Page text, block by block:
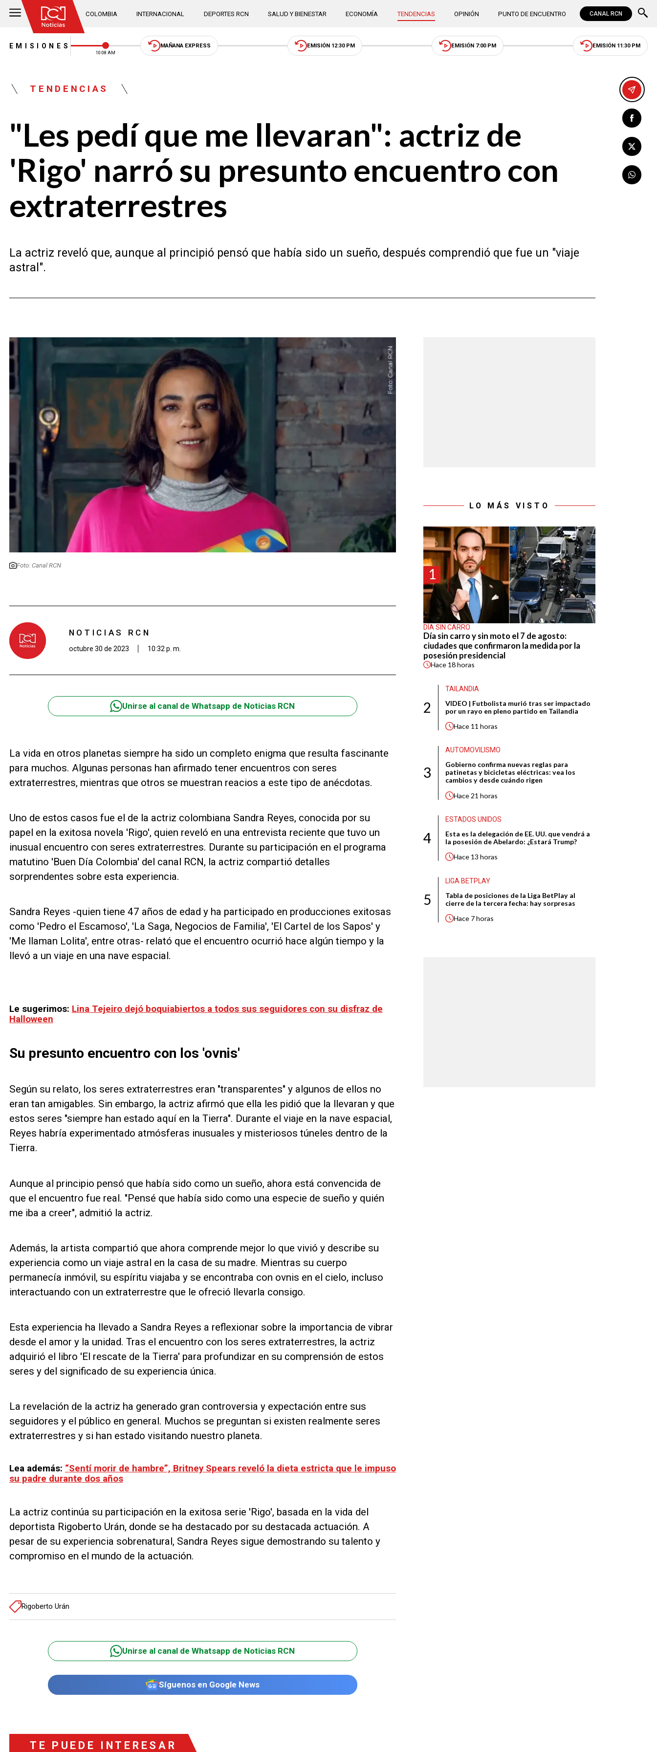
COLOMBIA INTERNACIONAL DEPORTES RCN SALUD Y BIENESTAR ECONOMÍA TENDENCIAS OPINIÓN PUNTO DE ENCUENTRO CANAL RCN
EMISIONES
10:08 AM
MAÑANA EXPRESS EMISIÓN 12:30 PM EMISIÓN 7:00 PM EMISIÓN 11:30 PM
TENDENCIAS
"Les pedí que me llevaran": actriz de
'Rigo' narró su presunto encuentro con
extraterrestres
La actriz reveló que, aunque al principió pensó que había sido un sueño, después comprendió que fue un "viaje
astral".
Foto: Canal RCN
NOTICIAS RCN
octubre 30 de 2023 10:32 p. m.
Unirse al canal de Whatsapp de Noticias RCN
La vida en otros planetas siempre ha sido un completo enigma que resulta fascinante
para muchos. Algunas personas han afirmado tener encuentros con seres
extraterrestres, mientras que otros se muestran reacios a este tipo de anécdotas.
Uno de estos casos fue el de la actriz colombiana Sandra Reyes, conocida por su
papel en la exitosa novela 'Rigo', quien reveló en una entrevista reciente que tuvo un
inusual encuentro con seres extraterrestres. Durante su participación en el programa
matutino 'Buen Día Colombia' del canal RCN, la actriz compartió detalles
sorprendentes sobre esta experiencia.
Sandra Reyes -quien tiene 47 años de edad y ha participado en producciones exitosas
como 'Pedro el Escamoso', 'La Saga, Negocios de Familia', 'El Cartel de los Sapos' y
'Me llaman Lolita', entre otras- relató que el encuentro ocurrió hace algún tiempo y la
llevó a un viaje en una nave espacial.
Le sugerimos: Lina Tejeiro dejó boquiabiertos a todos sus seguidores con su disfraz de
Halloween
Su presunto encuentro con los 'ovnis'
Según su relato, los seres extraterrestres eran "transparentes" y algunos de ellos no
eran tan amigables. Sin embargo, la actriz afirmó que ella les pidió que la llevaran y que
estos seres "siempre han estado aquí en la Tierra". Durante el viaje en la nave espacial,
Reyes habría experimentado atmósferas inusuales y misteriosos túneles dentro de la
Tierra.
Aunque al principio pensó que había sido como un sueño, ahora está convencida de
que el encuentro fue real. "Pensé que había sido como una especie de sueño y quién
me iba a creer", admitió la actriz.
Además, la artista compartió que ahora comprende mejor lo que vivió y describe su
experiencia como un viaje astral en la casa de su madre. Mientras su cuerpo
permanecía inmóvil, su espíritu viajaba y se encontraba con ovnis en el cielo, incluso
interactuando con un extraterrestre que le ofreció llevarla consigo.
Esta experiencia ha llevado a Sandra Reyes a reflexionar sobre la importancia de vibrar
desde el amor y la unidad. Tras el encuentro con los seres extraterrestres, la actriz
adquirió el libro 'El rescate de la Tierra' para profundizar en su comprensión de estos
seres y del significado de su experiencia única.
La revelación de la actriz ha generado gran controversia y expectación entre sus
seguidores y el público en general. Muchos se preguntan si existen realmente seres
extraterrestres y si han estado visitando nuestro planeta.
Lea además: “Sentí morir de hambre”, Britney Spears reveló la dieta estricta que le impuso
su padre durante dos años
La actriz continúa su participación en la exitosa serie 'Rigo', basada en la vida del
deportista Rigoberto Urán, donde se ha destacado por su destacada actuación. A
pesar de su experiencia sobrenatural, Sandra Reyes sigue demostrando su talento y
compromiso en el mundo de la actuación.
Rigoberto Urán
Unirse al canal de Whatsapp de Noticias RCN
Síguenos en Google News
LO MÁS VISTO
1
DÍA SIN CARRO
Día sin carro y sin moto el 7 de agosto:
ciudades que confirmaron la medida por la
posesión presidencial
Hace 18 horas
2
TAILANDIA
VIDEO | Futbolista murió tras ser impactado
por un rayo en pleno partido en Tailandia
Hace 11 horas
3
AUTOMOVILISMO
Gobierno confirma nuevas reglas para
patinetas y bicicletas eléctricas: vea los
cambios y desde cuándo rigen
Hace21 horas
4
ESTADOS UNIDOS
Esta es la delegación de EE. UU. que vendrá a
la posesión de Abelardo: ¿Estará Trump?
Hace 13 horas
5
LIGA BETPLAY
Tabla de posiciones de la Liga BetPlay al
cierre de la tercera fecha: hay sorpresas
Hace 7 horas
TE PUEDE INTERESAR